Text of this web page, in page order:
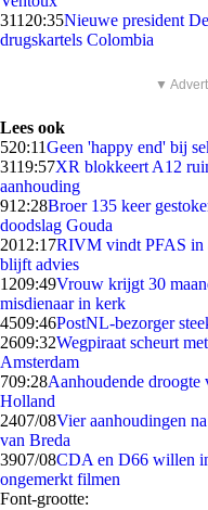
311 20:35Nieuwe president
drugskartels Colombia
▼
Lees ook
520:11Geen 'happy end' bij
3119:57XR blokkeert A12
aanhouding
912:28Broer 135 keer
doodslag Gouda
2012:17RIVM vindt PFAS in
blijft advies
1209:49Vrouw krijgt 30
misdienaar in kerk
4509:46PostNL-bezorger
2609:32Wegpiraat scheurt
Amsterdam
709:28Aanhoudende
Holland
2407/08Vier aanhoudingen
van Breda
3907/08CDA en D66 willen
ongemerkt filmen
Font-grootte: